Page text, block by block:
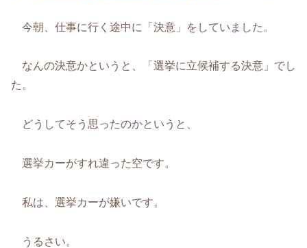
今朝、仕事に行く途中に「決意」をしていました。
なんの決意かというと、「選挙に立候補する決意」でし
た。
どうしてそう思ったのかというと、
選挙カーがすれ違った空です。
私は、選挙カーが嫌いです。
うるさい。